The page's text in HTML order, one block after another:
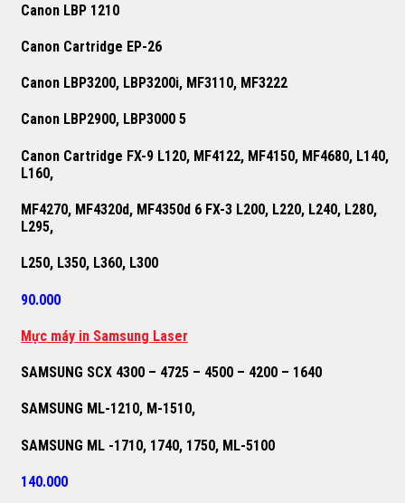
Canon LBP 1210
Canon Cartridge EP-26
Canon LBP3200, LBP3200i, MF3110, MF3222
Canon LBP2900, LBP3000 5
Canon Cartridge FX-9 L120, MF4122, MF4150, MF4680, L140,
L160,
MF4270, MF4320d, MF4350d 6 FX-3 L200, L220, L240, L280,
L295,
L250, L350, L360, L300
90.000
Mực máy in Samsung Laser
SAMSUNG SCX 4300 – 4725 – 4500 – 4200 – 1640
SAMSUNG ML-1210, M-1510,
SAMSUNG ML -1710, 1740, 1750, ML-5100
140.000